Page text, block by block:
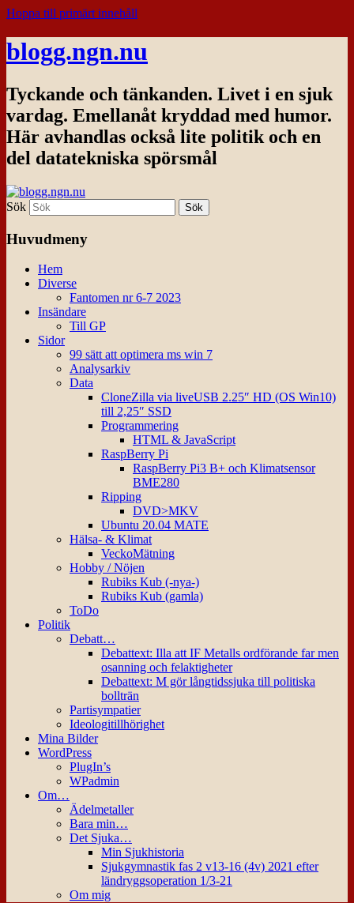
Hoppa till primärt innehåll
blogg.ngn.nu
Tyckande och tänkanden. Livet i en sjuk
vardag. Emellanåt kryddad med humor.
Här avhandlas också lite politik och en
del datatekniska spörsmål
Sök
Huvudmeny
Hem
Diverse
Fantomen nr 6-7 2023
Insändare
Till GP
Sidor
99 sätt att optimera ms win 7
Analysarkiv
Data
CloneZilla via liveUSB 2.25″ HD (OS Win10)
till 2,25″ SSD
Programmering
HTML & JavaScript
RaspBerry Pi
RaspBerry Pi3 B+ och Klimatsensor
BME280
Ripping
DVD>MKV
Ubuntu 20.04 MATE
Hälsa- & Klimat
VeckoMätning
Hobby / Nöjen
Rubiks Kub (-nya-)
Rubiks Kub (gamla)
ToDo
Politik
Debatt…
Debattext: Illa att IF Metalls ordförande far men
osanning och felaktigheter
Debattext: M gör långtidssjuka till politiska
bollträn
Partisympatier
Ideologitillhörighet
Mina Bilder
WordPress
PlugIn’s
WPadmin
Om…
Ädelmetaller
Bara min…
Det Sjuka…
Min Sjukhistoria
Sjukgymnastik fas 2 v13-16 (4v) 2021 efter
ländryggsoperation 1/3-21
Om mig